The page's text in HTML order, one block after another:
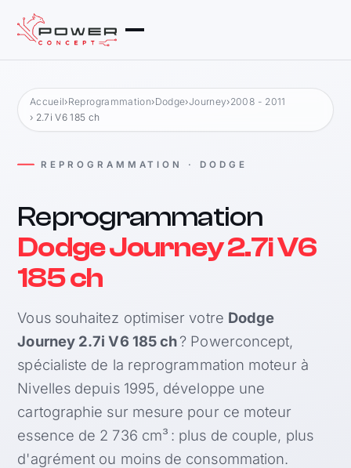
Accueil›Reprogrammation›Dodge›Journey›2008 - 2011
› 2.7i V6 185 ch
REPROGRAMMATION · DODGE
Reprogrammation
Dodge Journey 2.7i V6
185 ch
Vous souhaitez optimiser votre Dodge
Journey 2.7i V6 185 ch? Powerconcept,
spécialiste de la reprogrammation moteur à
Nivelles depuis 1995, développe une
cartographie sur mesure pour ce moteur
essence de 2 736 cm³ : plus de couple, plus
d'agrément ou moins de consommation.